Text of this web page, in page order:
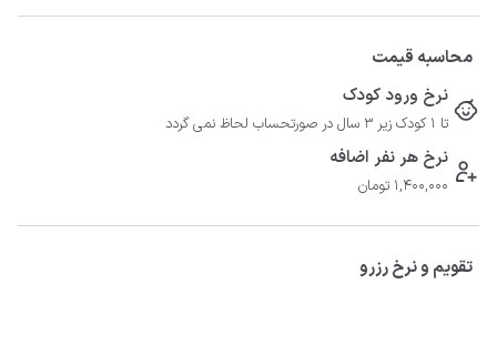
محاسبه قیمت
نرخ ورود کودک
تا 1 کودک زیر 3 سال در صورتحساب لحاظ نمی گردد
نرخ هر نفر اضافه
1,400,000 تومان
تقویم و نرخ رزرو